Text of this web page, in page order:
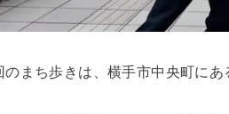
まち歩きは、横手市中央町にあ